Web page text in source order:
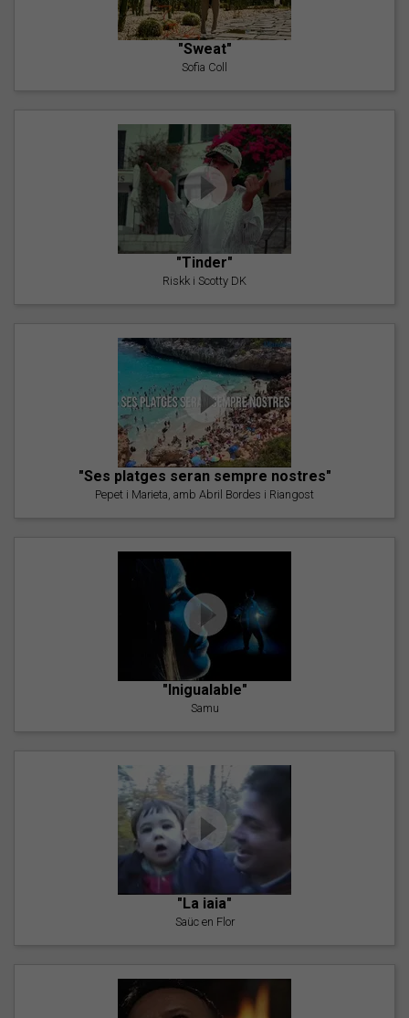
"Sweat"
Sofia Coll
"Tinder"
Riskk i Scotty DK
"Ses platges seran sempre nostres"
Pepet i Marieta, amb Abril Bordes i Riangost
"Inigualable"
Samu
"La iaia"
Saüc en Flor